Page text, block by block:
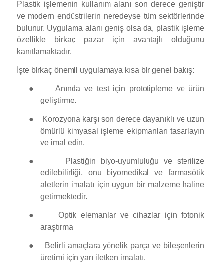
Plastik işlemenin kullanım alanı son derece geniştir
ve modern endüstrilerin neredeyse tüm sektörlerinde
bulunur. Uygulama alanı geniş olsa da, plastik işleme
özellikle birkaç pazar için avantajlı olduğunu
kanıtlamaktadır.
İşte birkaç önemli uygulamaya kısa bir genel bakış:
●
Anında ve test için prototipleme ve ürün
geliştirme.
●
Korozyona karşı son derece dayanıklı ve uzun
ömürlü kimyasal işleme ekipmanları tasarlayın
ve imal edin.
●
Plastiğin biyo-uyumluluğu ve sterilize
edilebilirliği, onu biyomedikal ve farmasötik
aletlerin imalatı için uygun bir malzeme haline
getirmektedir.
●
Optik elemanlar ve cihazlar için fotonik
araştırma.
●
Belirli amaçlara yönelik parça ve bileşenlerin
üretimi için yarı iletken imalatı.